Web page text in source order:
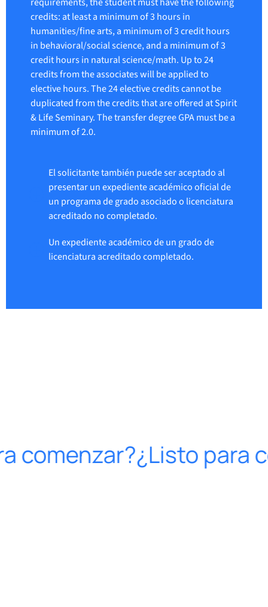
credits: at least a minimum of 3 hours in
humanities/fine arts, a minimum of 3 credit hours
in behavioral/social science, and a minimum of 3
credit hours in natural science/math. Up to 24
credits from the associates will be applied to
elective hours. The 24 elective credits cannot be
duplicated from the credits that are offered at Spirit
& Life Seminary. The transfer degree GPA must be a
minimum of 2.0.
El solicitante también puede ser aceptado al
presentar un expediente académico oficial de
un programa de grado asociado o licenciatura
acreditado no completado.
Un expediente académico de un grado de
licenciatura acreditado completado.
comenzar?¿Listo para